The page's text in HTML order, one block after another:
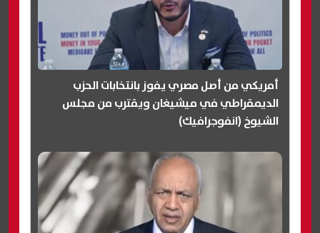
أمريكي من أصل مصري يفوز بانتخابات الحزب
الديمقراطي في ميشيغان ويقترب من مجلس
الشيوخ (انفوجرافيك)